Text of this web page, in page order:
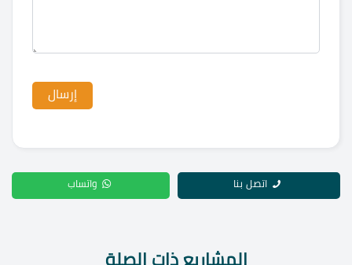
اتصل بنا واتساب
المشاريع ذات الصلة